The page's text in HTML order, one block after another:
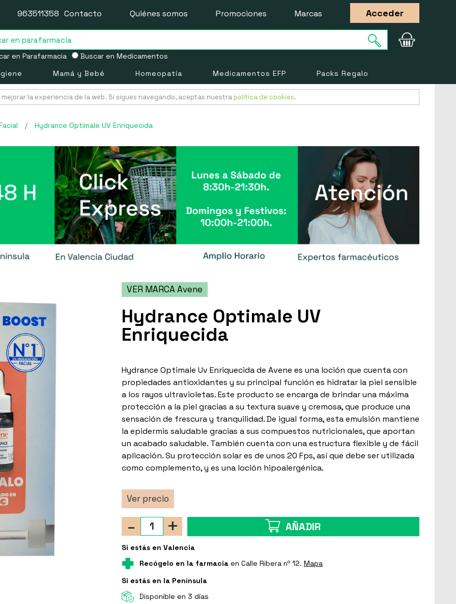
en Parafarmacia Buscar en Medicamentos
963511358 Contacto Quiénes somos Promociones Marcas Acceder
Mamá y Bebé Homeopatía Medicamentos EFP Packs Regalo
mejorar la experiencia de la web. Si sigues navegando, aceptas nuestra política de cookies.
/ Hydrance Optimale UV Enriquecida
VER MARCA Avene
Hydrance Optimale UV
Enriquecida
Hydrance Optimale Uv Enriquecida de Avene es una loción que cuenta con
propiedades antioxidantes y su principal función es hidratar la piel sensible
a los rayos ultravioletas. Este producto se encarga de brindar una máxima
protección a la piel gracias a su textura suave y cremosa, que produce una
sensación de frescura y tranquilidad. De igual forma, esta emulsión mantiene
la epidermis saludable gracias a sus compuestos nutricionales, que aportan
un acabado saludable. También cuenta con una estructura flexible y de fácil
aplicación. Su protección solar es de unos 20 Fps, así que debe ser utilizada
como complemento, y es una loción hipoalergénica.
Ver precio
+
- AÑADIR
Si estás en Valencia
Recógelo en la farmacia en Calle Ribera nº 12. Mapa
Si estás en la Península
Disponible en 3 días